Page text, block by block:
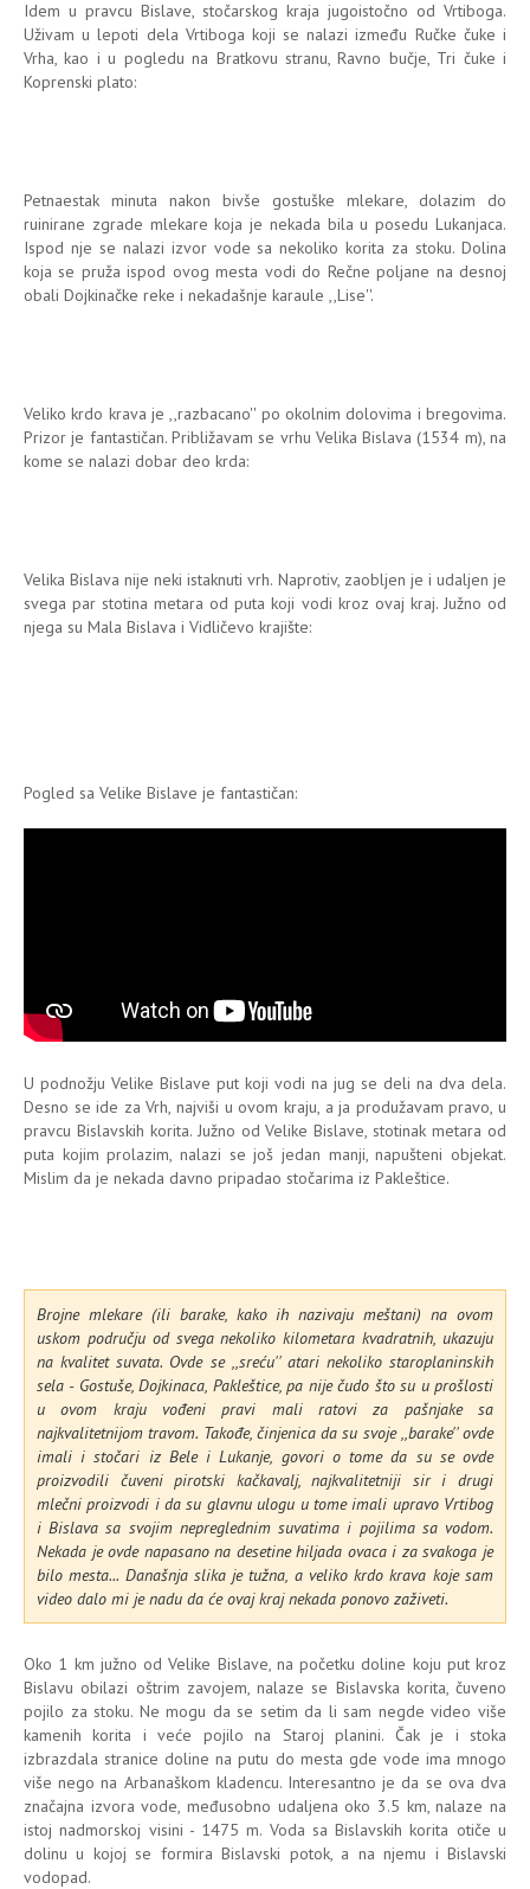
Idem u pravcu Bislave, stočarskog kraja jugoistočno od Vrtiboga.
Uživam u lepoti dela Vrtiboga koji se nalazi između Ručke čuke i
Vrha, kao i u pogledu na Bratkovu stranu, Ravno bučje, Tri čuke i
Koprenski plato:
Petnaestak minuta nakon bivše gostuške mlekare, dolazim do
ruinirane zgrade mlekare koja je nekada bila u posedu Lukanjaca.
Ispod nje se nalazi izvor vode sa nekoliko korita za stoku. Dolina
koja se pruža ispod ovog mesta vodi do Rečne poljane na desnoj
obali Dojkinačke reke i nekadašnje karaule ,,Lise''.
Veliko krdo krava je ,,razbacano'' po okolnim dolovima i bregovima.
Prizor je fantastičan. Približavam se vrhu Velika Bislava (1534 m), na
kome se nalazi dobar deo krda:
Velika Bislava nije neki istaknuti vrh. Naprotiv, zaobljen je i udaljen je
svega par stotina metara od puta koji vodi kroz ovaj kraj. Južno od
njega su Mala Bislava i Vidličevo krajište:
Pogled sa Velike Bislave je fantastičan:
U podnožju Velike Bislave put koji vodi na jug se deli na dva dela.
Desno se ide za Vrh, najviši u ovom kraju, a ja produžavam pravo, u
pravcu Bislavskih korita. Južno od Velike Bislave, stotinak metara od
puta kojim prolazim, nalazi se još jedan manji, napušteni objekat.
Mislim da je nekada davno pripadao stočarima iz Pakleštice.
Brojne mlekare (ili barake, kako ih nazivaju meštani) na ovom
uskom području od svega nekoliko kilometara kvadratnih, ukazuju
na kvalitet suvata. Ovde se ,,sreću'' atari nekoliko staroplaninskih
sela - Gostuše, Dojkinaca, Pakleštice, pa nije čudo što su u prošlosti
u ovom kraju vođeni pravi mali ratovi za pašnjake sa
najkvalitetnijom travom. Takođe, činjenica da su svoje ,,barake'' ovde
imali i stočari iz Bele i Lukanje, govori o tome da su se ovde
proizvodili čuveni pirotski kačkavalj, najkvalitetniji sir i drugi
mlečni proizvodi i da su glavnu ulogu u tome imali upravo Vrtibog
i Bislava sa svojim nepreglednim suvatima i pojilima sa vodom.
Nekada je ovde napasano na desetine hiljada ovaca i za svakoga je
bilo mesta... Današnja slika je tužna, a veliko krdo krava koje sam
video dalo mi je nadu da će ovaj kraj nekada ponovo zaživeti.
Oko 1 km južno od Velike Bislave, na početku doline koju put kroz
Bislavu obilazi oštrim zavojem, nalaze se Bislavska korita, čuveno
pojilo za stoku. Ne mogu da se setim da li sam negde video više
kamenih korita i veće pojilo na Staroj planini. Čak je i stoka
izbrazdala stranice doline na putu do mesta gde vode ima mnogo
više nego na Arbanaškom kladencu. Interesantno je da se ova dva
značajna izvora vode, međusobno udaljena oko 3.5 km, nalaze na
istoj nadmorskoj visini - 1475 m. Voda sa Bislavskih korita otiče u
dolinu u kojoj se formira Bislavski potok, a na njemu i Bislavski
vodopad.